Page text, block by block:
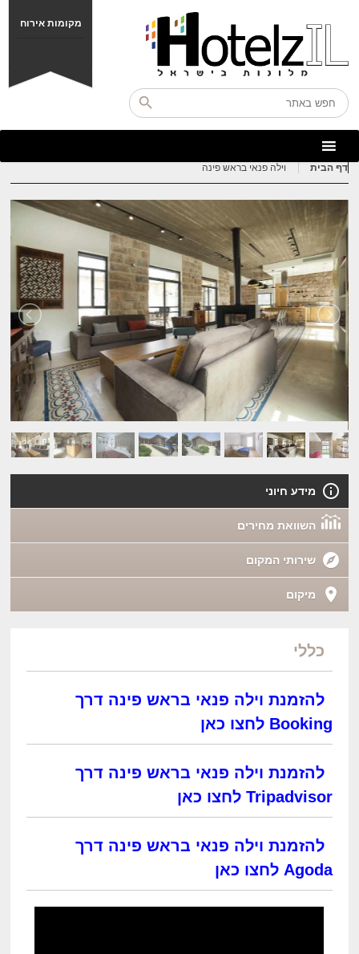
מקומות אירוח
דף הבית וילה פנאי בראש פינה
מידע חיוני
השוואת מחירים
שירותי המקום
מיקום
כללי
להזמנת וילה פנאי בראש פינה דרך
Booking לחצו כאן
להזמנת וילה פנאי בראש פינה דרך
Tripadvisor לחצו כאן
להזמנת וילה פנאי בראש פינה דרך
Agoda לחצו כאן